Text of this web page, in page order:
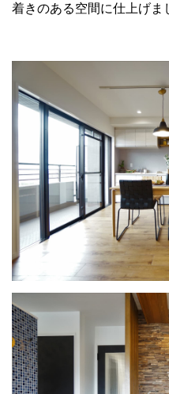
着きのある空間に仕上げま